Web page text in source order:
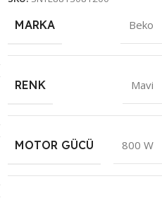
MARKA Beko
RENK Mavi
MOTOR GÜCÜ 800 W